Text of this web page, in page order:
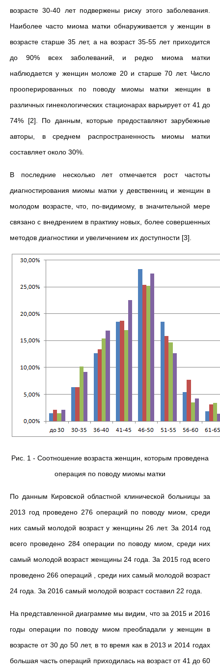
возрасте 30-40 лет подвержены риску этого заболевания.
Наиболее часто миома матки обнаруживается у женщин в
возрасте старше 35 лет, а на возраст 35-55 лет приходится
до 90% всех заболеваний, и редко миома матки
наблюдается у женщин моложе 20 и старше 70 лет. Число
прооперированных по поводу миомы матки женщин в
различных гинекологических стационарах варьирует от 41 до
74% [2]. По данным, которые предоставляют зарубежные
авторы, в среднем распространенность миомы матки
составляет около 30%.
В последние несколько лет отмечается рост частоты
диагностирования миомы матки у девственниц и женщин в
молодом возрасте, что, по-видимому, в значительной мере
связано с внедрением в практику новых, более совершенных
методов диагностики и увеличением их доступности [3].
Рис. 1 - Соотношение возраста женщин, которым проведена
операция по поводу миомы матки
По данным Кировской областной клинической больницы за
2013 год проведено 276 операций по поводу миом, среди
них самый молодой возраст у женщины 26 лет. За 2014 год
всего проведено 284 операции по поводу миом, среди них
самый молодой возраст женщины 24 года. За 2015 год всего
проведено 266 операций , среди них самый молодой возраст
24 года. За 2016 самый молодой возраст составил 22 года.
На представленной диаграмме мы видим, что за 2015 и 2016
годы операции по поводу миом преобладали у женщин в
возрасте от 30 до 50 лет, в то время как в 2013 и 2014 годах
большая часть операций приходилась на возраст от 41 до 60